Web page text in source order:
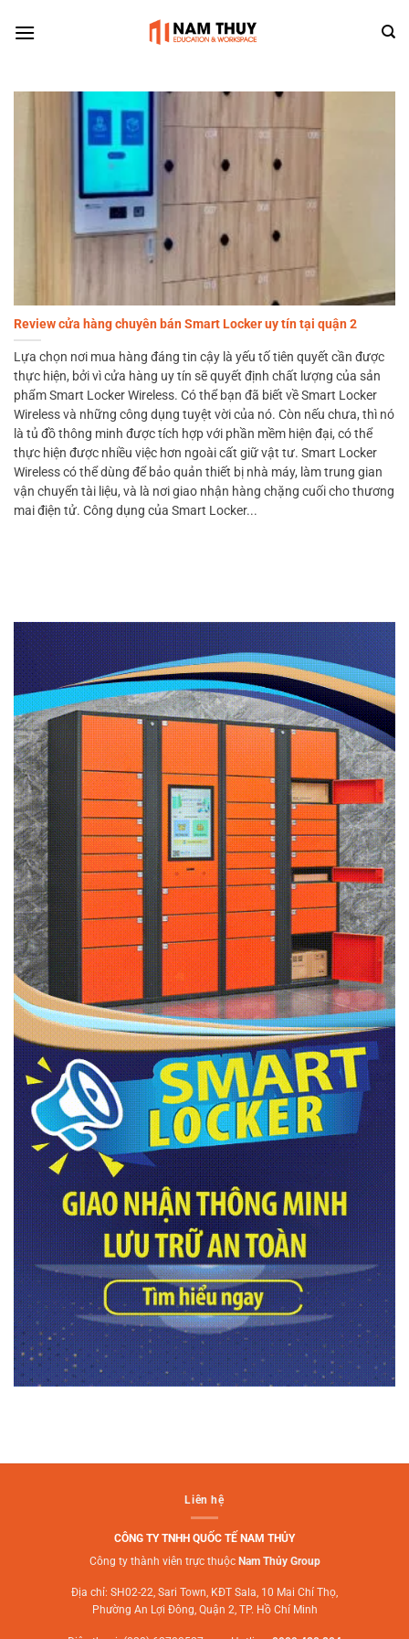
Review cửa hàng chuyên bán Smart Locker uy tín tại quận 2
Lựa chọn nơi mua hàng đáng tin cậy là yếu tố tiên quyết cần được
thực hiện, bởi vì cửa hàng uy tín sẽ quyết định chất lượng của sản
phẩm Smart Locker Wireless. Có thể bạn đã biết về Smart Locker
Wireless và những công dụng tuyệt vời của nó. Còn nếu chưa, thì nó
là tủ đồ thông minh được tích hợp với phần mềm hiện đại, có thể
thực hiện được nhiều việc hơn ngoài cất giữ vật tư. Smart Locker
Wireless có thể dùng để bảo quản thiết bị nhà máy, làm trung gian
vận chuyển tài liệu, và là nơi giao nhận hàng chặng cuối cho thương
mai điện tử. Công dụng của Smart Locker...
Liên hệ
CÔNG TY TNHH QUỐC TẾ NAM THỦY
Công ty thành viên trực thuộc Nam Thủy Group
Địa chỉ: SH02-22, Sari Town, KĐT Sala, 10 Mai Chí Thọ,
Phường An Lợi Đông, Quận 2, TP. Hồ Chí Minh